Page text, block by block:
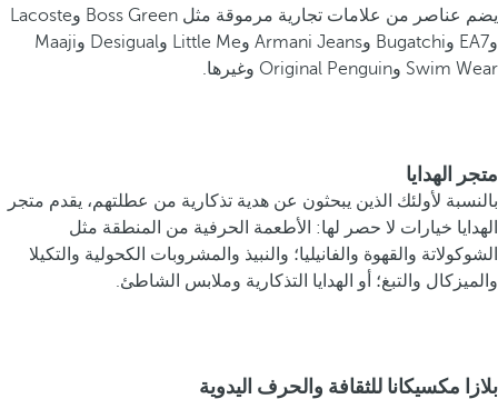
يضم عناصر من علامات تجارية مرموقة مثل Boss Green وLacoste
وEA7 وBugatchi وArmani Jeans وLittle Me وDesigual وMaaji
Swim Wear وOriginal Penguin وغيرها.
متجر الهدايا
بالنسبة لأولئك الذين يبحثون عن هدية تذكارية من عطلتهم، يقدم متجر
الهدايا خيارات لا حصر لها: الأطعمة الحرفية من المنطقة مثل
الشوكولاتة والقهوة والفانيليا؛ والنبيذ والمشروبات الكحولية والتكيلا
والميزكال والتبغ؛ أو الهدايا التذكارية وملابس الشاطئ.
بلازا مكسيكانا للثقافة والحرف اليدوية